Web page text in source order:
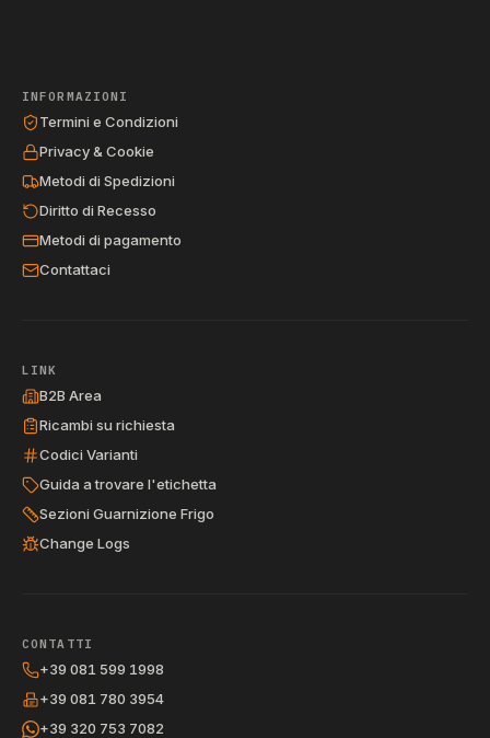
INFORMAZIONI
Termini e Condizioni
Privacy & Cookie
Metodi di Spedizioni
Diritto di Recesso
Metodi di pagamento
Contattaci
LINK
B2B Area
Ricambi su richiesta
Codici Varianti
Guida a trovare l'etichetta
Sezioni Guarnizione Frigo
Change Logs
CONTATTI
+39 081 599 1998
+39 081 780 3954
+39 320 753 7082